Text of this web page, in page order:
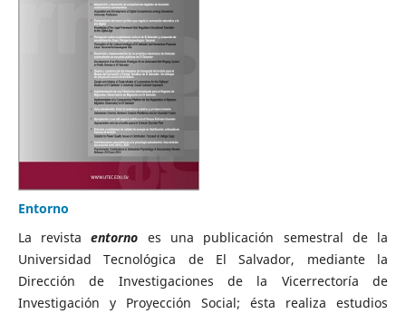
Entorno
La revistaentorno es una publicación semestral de la
Universidad Tecnológica de El Salvador, mediante la
Dirección de Investigaciones de la Vicerrectoría de
Investigación y Proyección Social; ésta realiza estudios